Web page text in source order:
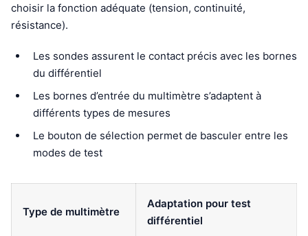
choisir la fonction adéquate (tension, continuité,
résistance).
Les sondes assurent le contact précis avec les bornes
du différentiel
Les bornes d’entrée du multimètre s’adaptent à
différents types de mesures
Le bouton de sélection permet de basculer entre les
modes de test
Type de multimètre
Adaptation pour test
différentiel